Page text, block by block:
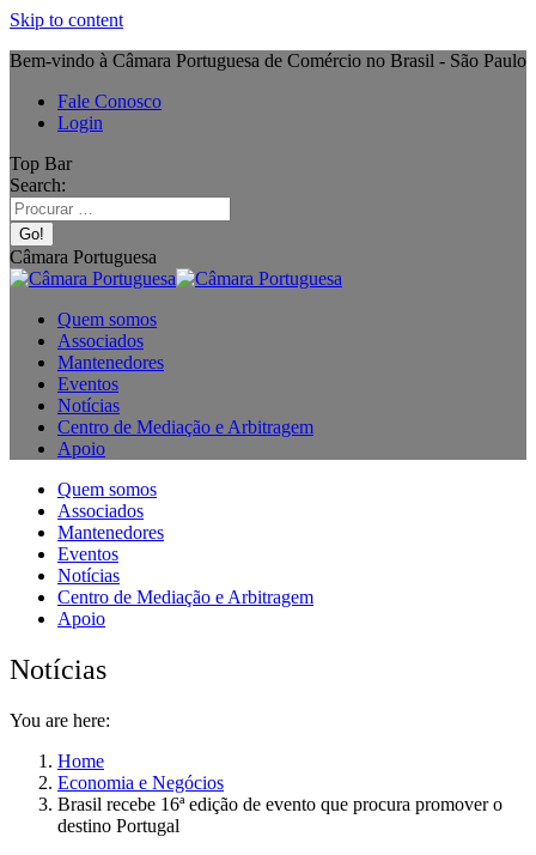
Skip to content
Bem-vindo à Câmara Portuguesa de Comércio no Brasil - São Paulo
Fale Conosco
Login
Top Bar
Search:
Câmara Portuguesa
Quem somos
Associados
Mantenedores
Eventos
Notícias
Centro de Mediação e Arbitragem
Apoio
Quem somos
Associados
Mantenedores
Eventos
Notícias
Centro de Mediação e Arbitragem
Apoio
Notícias
You are here:
Home
Economia e Negócios
Brasil recebe 16ª edição de evento que procura promover o
destino Portugal